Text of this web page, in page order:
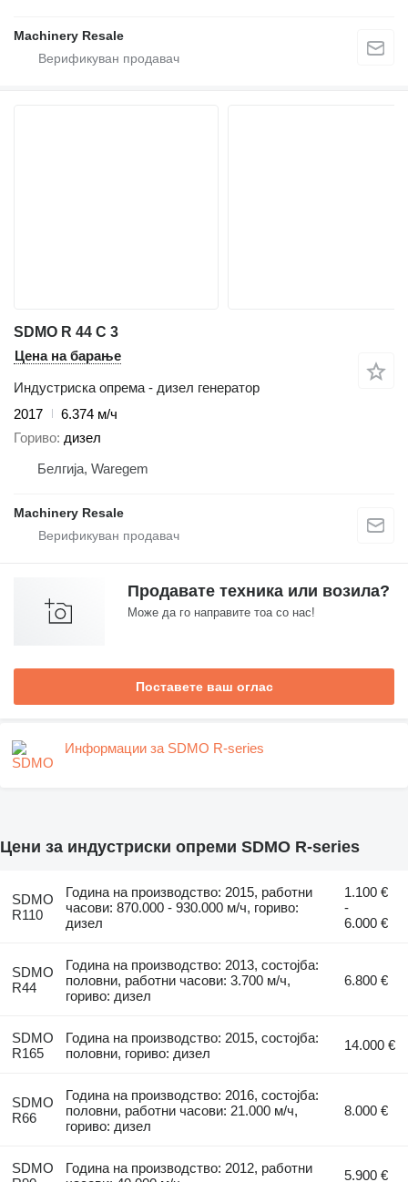
Machinery Resale
SDMO R 44 C 3
Цена на барање
Индустриска опрема - дизел генератор
2017
6.374 м/ч
Гориво дизел
Белгија, Waregem
Machinery Resale
Продавате техника или возила?
Може да го направите тоа со нас!
Поставете ваш оглас
Информации за SDMO R-series
Цени за индустриски опреми SDMO R-series
SDMO
R110
Година на производство: 2015, работни
часови: 870.000 - 930.000 м/ч, гориво:
дизел
1.100 €
-
6.000 €
SDMO
R44
Година на производство: 2013, состојба:
половни, работни часови: 3.700 м/ч,
гориво: дизел
6.800 €
SDMO
R165
Година на производство: 2015, состојба:
половни, гориво: дизел
14.000 €
SDMO
R66
Година на производство: 2016, состојба:
половни, работни часови: 21.000 м/ч,
гориво: дизел
8.000 €
SDMO
Година на производство: 2012, работни
5.900 €